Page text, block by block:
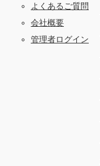
よくあるご質問
会社概要
管理者ログイン